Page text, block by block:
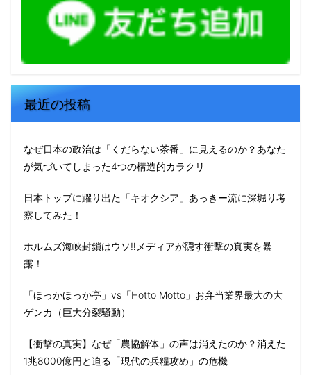
最近の投稿
なぜ日本の政治は「くだらない茶番」に見えるのか？あなた
が気づいてしまった4つの構造的カラクリ
日本トップに躍り出た「キオクシア」あっきー流に深堀り考
察してみた！
ホルムズ海峡封鎖はウソ‼️メディアが隠す衝撃の真実を暴
露！
「ほっかほっか亭」vs「Hotto Motto」お弁当業界最大の大
ゲンカ（巨大分裂騒動）
【衝撃の真実】なぜ「農協解体」の声は消えたのか？消えた
1兆8000億円と迫る「現代の兵糧攻め」の危機